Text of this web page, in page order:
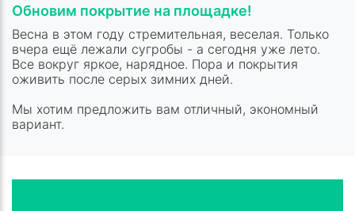
Обновим покрытие на площадке!
Весна в этом году стремительная, веселая. Только
вчера ещё лежали сугробы - а сегодня уже лето.
Все вокруг яркое, нарядное. Пора и покрытия
оживить после серых зимних дней.
Мы хотим предложить вам отличный, экономный
вариант.